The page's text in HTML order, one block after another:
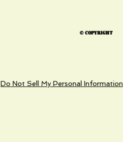
© Copyright
Do Not Sell My Personal Information